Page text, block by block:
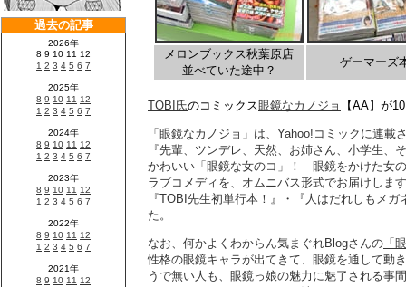
メロンブックス秋葉原店
並べていた途中？
ゲーマーズ
TOBI氏のコミックス眼鏡なカノジョ 【AA】が
「眼鏡なカノジョ」は、 Yahoo!コミック に連載
『先輩、ツンデレ、天然、お姉さん、小学生
かわいい「眼鏡な女のコ」！ 眼鏡をかけた女
ラブコメディを、オムニバス形式でお届けしま
『TOBI先生初単行本！』・『人はだれしもメ
た。
なお、何かよくわからん気まぐれBlogさんの 「
性格の眼鏡キャラが出てきて、眼鏡を通して動
うで無い人も、眼鏡っ娘の魅力に魅了される